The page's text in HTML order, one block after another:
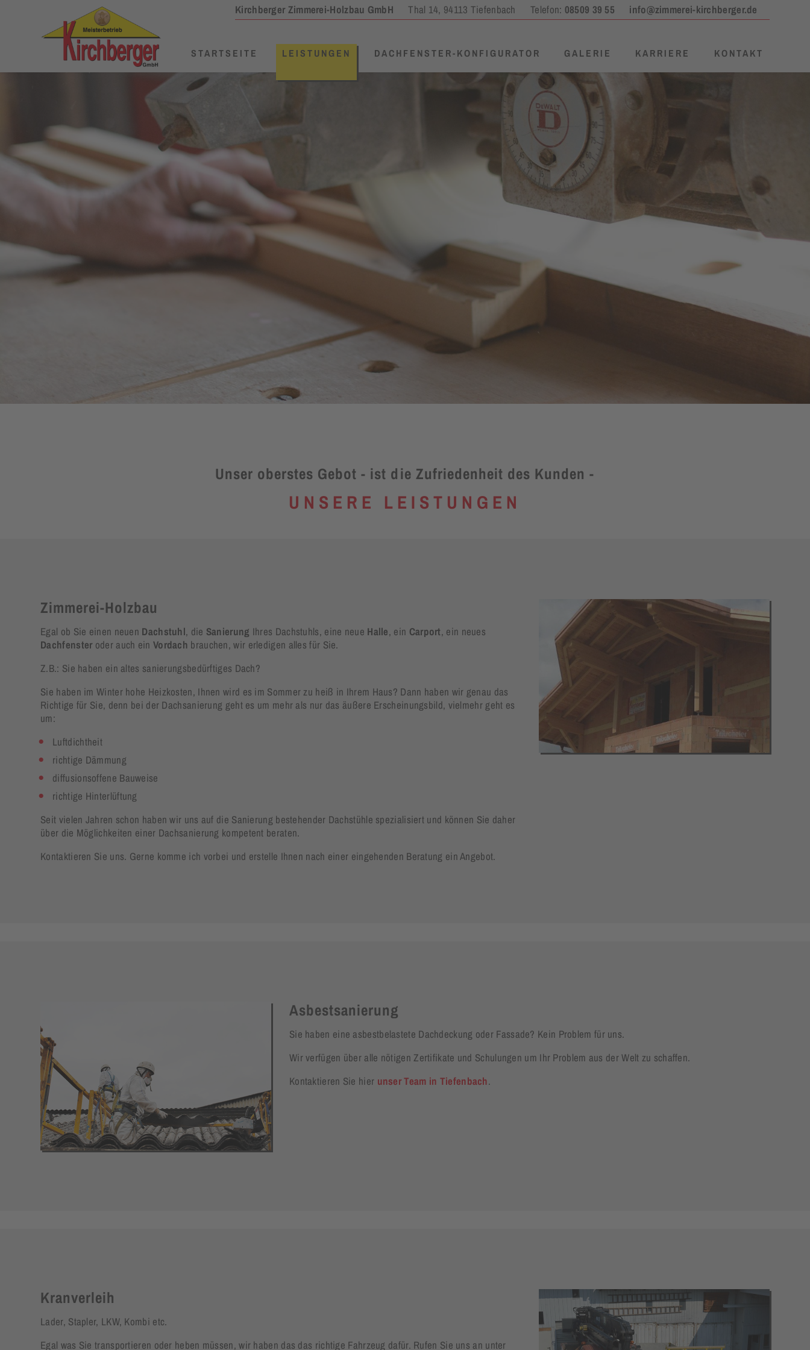
Kirchberger Zimmerei-Holzbau GmbH Thal 14, 94113 Tiefenbach Telefon: 08509 39 55 info@zimmerei-kirchberger.de
STARTSEITE LEISTUNGEN DACHFENSTER-KONFIGURATOR GALERIE KARRIERE KONTAKT
Unser oberstes Gebot - ist die Zufriedenheit des Kunden -
UNSERE LEISTUNGEN
Zimmerei-Holzbau
Egal ob Sie einen neuen Dachstuhl, die Sanierung Ihres Dachstuhls, eine neue Halle, ein Carport, ein neues
Dachfenster oder auch ein Vordach brauchen, wir erledigen alles für Sie.
Z.B.: Sie haben ein altes sanierungsbedürftiges Dach?
Sie haben im Winter hohe Heizkosten, Ihnen wird es im Sommer zu heiß in Ihrem Haus? Dann haben wir genau das
Richtige für Sie, denn bei der Dachsanierung geht es um mehr als nur das äußere Erscheinungsbild, vielmehr geht es
um:
Luftdichtheit
richtige Dämmung
diffusionsoffene Bauweise
richtige Hinterlüftung
Seit vielen Jahren schon haben wir uns auf die Sanierung bestehender Dachstühle spezialisiert und können Sie daher
über die Möglichkeiten einer Dachsanierung kompetent beraten.
Kontaktieren Sie uns. Gerne komme ich vorbei und erstelle Ihnen nach einer eingehenden Beratung ein Angebot.
Asbestsanierung
Sie haben eine asbestbelastete Dachdeckung oder Fassade? Kein Problem für uns.
Wir verfügen über alle nötigen Zertifikate und Schulungen um Ihr Problem aus der Welt zu schaffen.
Kontaktieren Sie hier unser Team in Tiefenbach.
Kranverleih
Lader, Stapler, LKW, Kombi etc.
Egal was Sie transportieren oder heben müssen, wir haben das das richtige Fahrzeug dafür. Rufen Sie uns an unter